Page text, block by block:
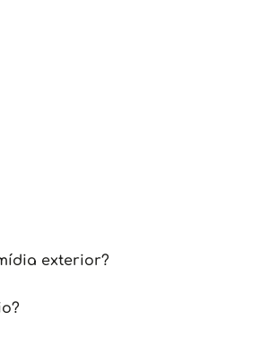
exterior?